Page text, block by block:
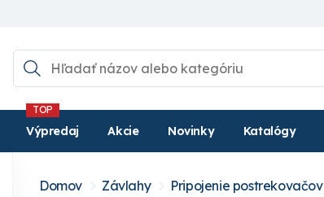
Výpredaj Akcie Novinky Katalógy
Domov Závlahy Pripojenie postrekovačov